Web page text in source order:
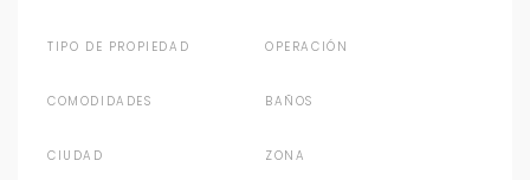
TIPO DE PROPIEDAD OPERACIÓN
COMODIDADES BAÑOS
CIUDAD ZONA